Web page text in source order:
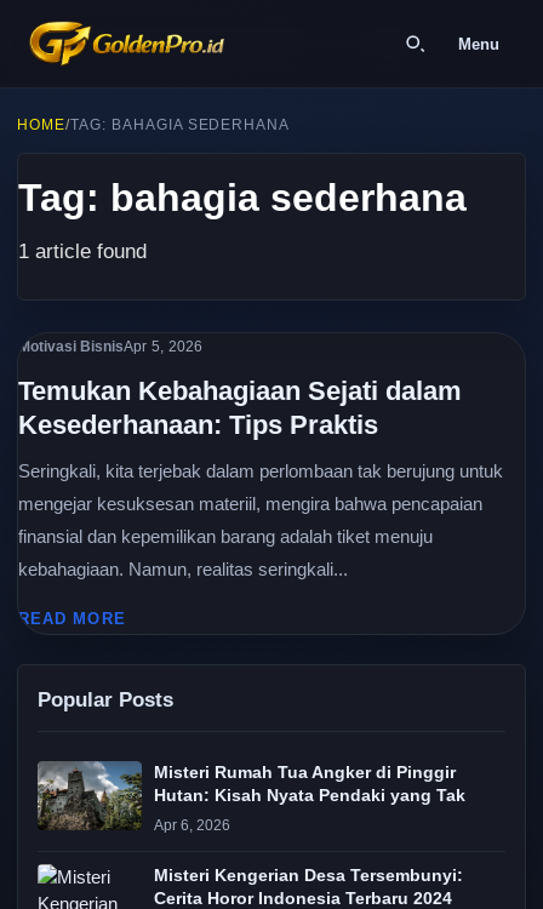
Menu
HOME/TAG: BAHAGIA SEDERHANA
Tag: bahagia sederhana
1 article found
Motivasi BisnisApr 5, 2026
Temukan Kebahagiaan Sejati dalam
Kesederhanaan: Tips Praktis
Seringkali, kita terjebak dalam perlombaan tak berujung untuk
mengejar kesuksesan materiil, mengira bahwa pencapaian
finansial dan kepemilikan barang adalah tiket menuju
kebahagiaan. Namun, realitas seringkali...
READ MORE
Popular Posts
Misteri Rumah Tua Angker di Pinggir
Hutan: Kisah Nyata Pendaki yang Tak
Apr 6, 2026
Misteri Kengerian Desa Tersembunyi:
Cerita Horor Indonesia Terbaru 2024